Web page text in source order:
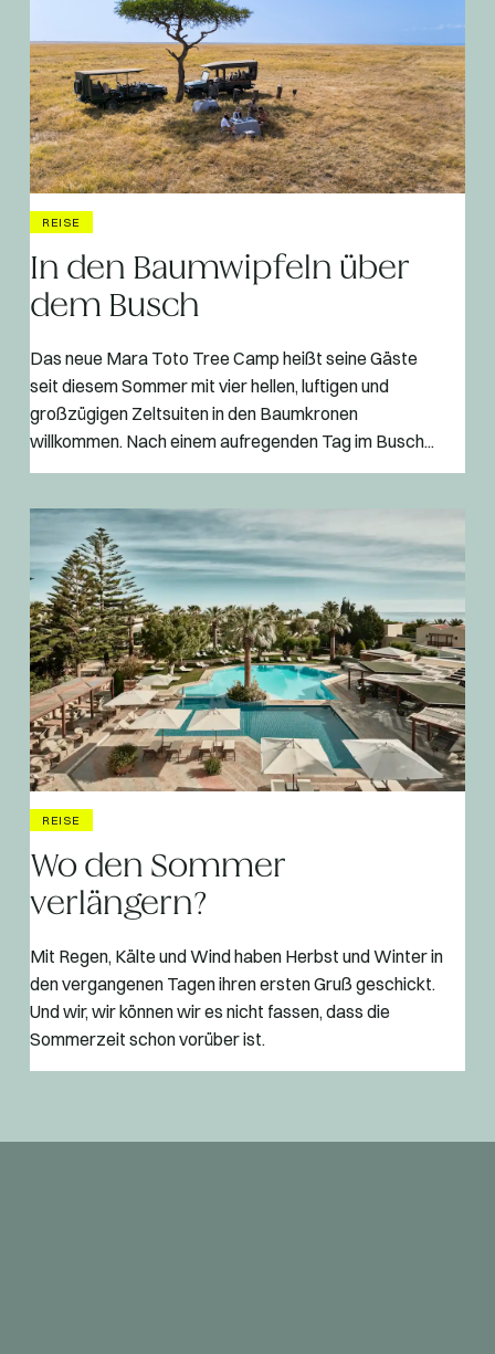
REISE
In den Baumwipfeln über
dem Busch
Das neue Mara Toto Tree Camp heißt seine Gäste
seit diesem Sommer mit vier hellen, luftigen und
großzügigen Zeltsuiten in den Baumkronen
willkommen. Nach einem aufregenden Tag im Busch...
REISE
Wo den Sommer
verlängern?
Mit Regen, Kälte und Wind haben Herbst und Winter in
den vergangenen Tagen ihren ersten Gruß geschickt.
Und wir, wir können wir es nicht fassen, dass die
Sommerzeit schon vorüber ist.